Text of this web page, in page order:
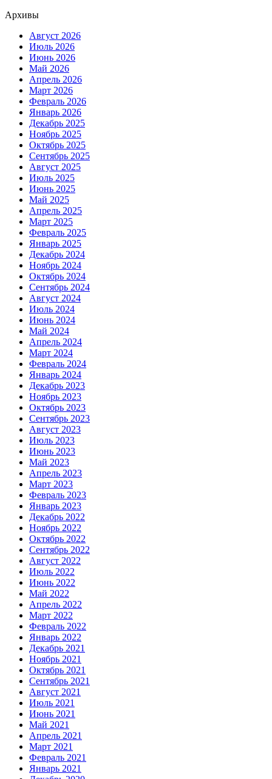
Архивы
Август 2026
Июль 2026
Июнь 2026
Май 2026
Апрель 2026
Март 2026
Февраль 2026
Январь 2026
Декабрь 2025
Ноябрь 2025
Октябрь 2025
Сентябрь 2025
Август 2025
Июль 2025
Июнь 2025
Май 2025
Апрель 2025
Март 2025
Февраль 2025
Январь 2025
Декабрь 2024
Ноябрь 2024
Октябрь 2024
Сентябрь 2024
Август 2024
Июль 2024
Июнь 2024
Май 2024
Апрель 2024
Март 2024
Февраль 2024
Январь 2024
Декабрь 2023
Ноябрь 2023
Октябрь 2023
Сентябрь 2023
Август 2023
Июль 2023
Июнь 2023
Май 2023
Апрель 2023
Март 2023
Февраль 2023
Январь 2023
Декабрь 2022
Ноябрь 2022
Октябрь 2022
Сентябрь 2022
Август 2022
Июль 2022
Июнь 2022
Май 2022
Апрель 2022
Март 2022
Февраль 2022
Январь 2022
Декабрь 2021
Ноябрь 2021
Октябрь 2021
Сентябрь 2021
Август 2021
Июль 2021
Июнь 2021
Май 2021
Апрель 2021
Март 2021
Февраль 2021
Январь 2021